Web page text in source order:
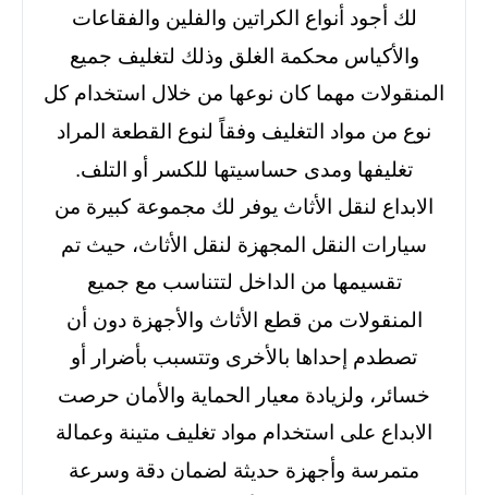
لك أجود أنواع الكراتين والفلين والفقاعات
والأكياس محكمة الغلق وذلك لتغليف جميع
المنقولات مهما كان نوعها من خلال استخدام كل
نوع من مواد التغليف وفقاً لنوع القطعة المراد
تغليفها ومدى حساسيتها للكسر أو التلف.
الابداع لنقل الأثاث يوفر لك مجموعة كبيرة من
سيارات النقل المجهزة لنقل الأثاث، حيث تم
تقسيمها من الداخل لتتناسب مع جميع
المنقولات من قطع الأثاث والأجهزة دون أن
تصطدم إحداها بالأخرى وتتسبب بأضرار أو
خسائر، ولزيادة معيار الحماية والأمان حرصت
الابداع على استخدام مواد تغليف متينة وعمالة
متمرسة وأجهزة حديثة لضمان دقة وسرعة